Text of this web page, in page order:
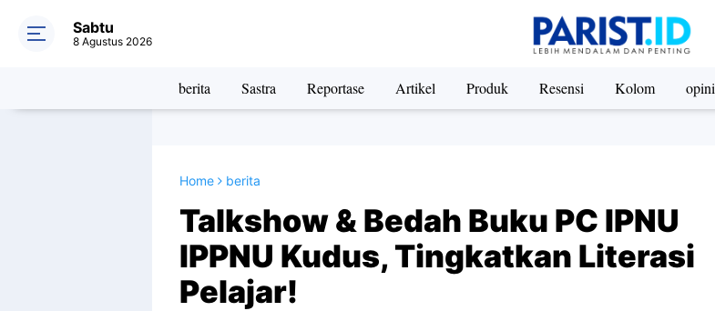
Sabtu
8 Agustus 2026
berita Sastra Reportase Artikel Produk Resensi Kolom opini
Home berita
Talkshow & Bedah Buku PC IPNU
IPPNU Kudus, Tingkatkan Literasi
Pelajar!